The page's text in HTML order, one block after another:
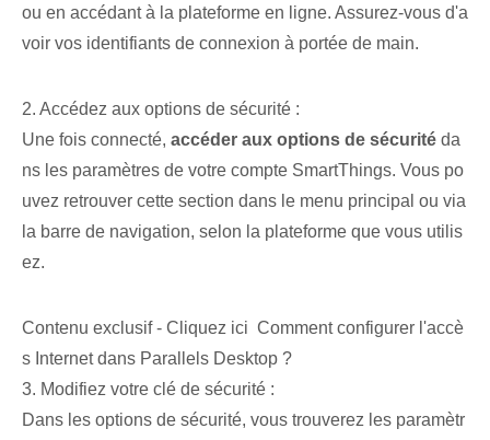
ou en accédant à la plateforme en ligne. Assurez-vous d'a
voir vos identifiants de connexion à portée de main.
2. Accédez aux options de sécurité :
Une fois connecté, accéder aux options de sécurité ⁤da
ns les paramètres de votre compte SmartThings. Vous po
uvez retrouver cette section dans le menu principal ou via
la barre de navigation, selon la plateforme que vous utilis
ez.
Contenu exclusif - Cliquez ici Comment configurer l'accè
s Internet dans Parallels Desktop ?
3. Modifiez votre clé de sécurité :
Dans les options de sécurité, vous trouverez les paramètr